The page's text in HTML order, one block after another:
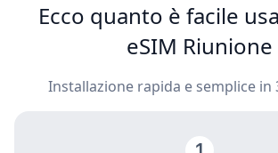
Ecco quanto è facile
eSIM Riunione
Installazione rapida e semplice in